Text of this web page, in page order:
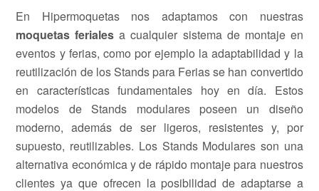
En Hipermoquetas nos adaptamos con nuestras
moquetas feriales a cualquier sistema de montaje en
eventos y ferias, como por ejemplo la adaptabilidad y la
reutilización de los Stands para Ferias se han convertido
en características fundamentales hoy en día. Estos
modelos de Stands modulares poseen un diseño
moderno, además de ser ligeros, resistentes y, por
supuesto, reutilizables. Los Stands Modulares son una
alternativa económica y de rápido montaje para nuestros
clientes ya que ofrecen la posibilidad de adaptarse a